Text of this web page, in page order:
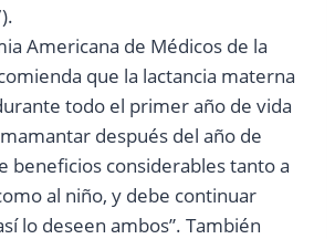
Americana de Médicos de la
que la lactancia materna
todo el primer año de vida
después del año de
beneficios considerables tanto a
al niño, y debe continuar
lo deseen ambos”. También